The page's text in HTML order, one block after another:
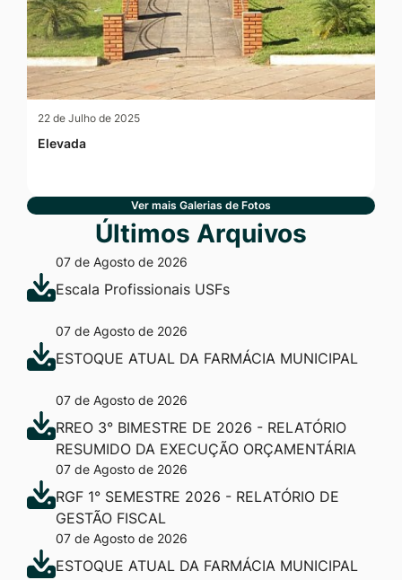
22 de Julho de 2025
Elevada
Ver mais Galerias de Fotos
Últimos Arquivos
07 de Agosto de 2026
Escala Profissionais USFs
07 de Agosto de 2026
ESTOQUE ATUAL DA FARMÁCIA MUNICIPAL
07 de Agosto de 2026
RREO 3° BIMESTRE DE 2026 - RELATÓRIO
RESUMIDO DA EXECUÇÃO ORÇAMENTÁRIA
07 de Agosto de 2026
RGF 1° SEMESTRE 2026 - RELATÓRIO DE
GESTÃO FISCAL
07 de Agosto de 2026
ESTOQUE ATUAL DA FARMÁCIA MUNICIPAL